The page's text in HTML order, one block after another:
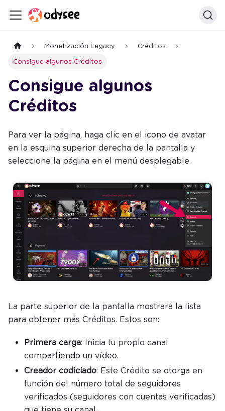
Monetización Legacy Créditos
Consigue algunos Créditos
Consigue algunos
Créditos
Para ver la página, haga clic en el icono de avatar
en la esquina superior derecha de la pantalla y
seleccione la página en el menú desplegable.
La parte superior de la pantalla mostrará la lista
para obtener más Créditos. Estos son:
Primera carga: Inicia tu propio canal
compartiendo un vídeo.
Creador codiciado: Este Crédito se otorga en
función del número total de seguidores
verificados (seguidores con cuentas verificadas)